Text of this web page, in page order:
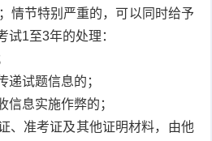
情节特别严重的，可以同时给予
试1至3年的处理：
递试题信息的；
信息实施作弊的；
、准考证及其他证明材料，由他